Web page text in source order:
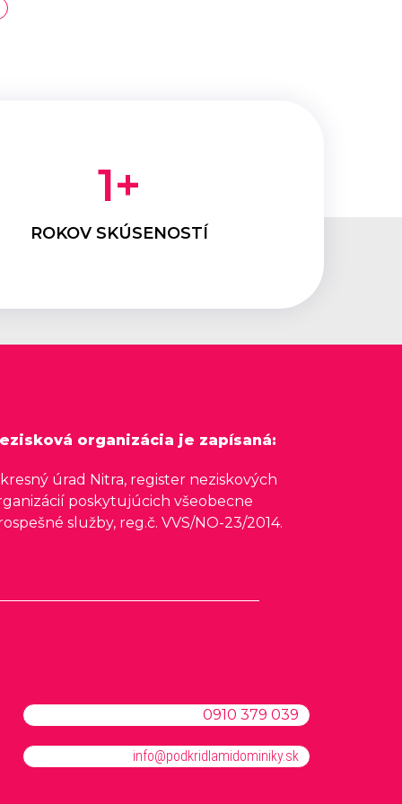
1+
ROKOV SKÚSENOSTÍ
organizácia je zapísaná:
úrad Nitra, register neziskových
poskytujúcich všeobecne
služby, reg.č. VVS/NO-23/2014.
0910 379 039
info@podkridlamidominiky.sk